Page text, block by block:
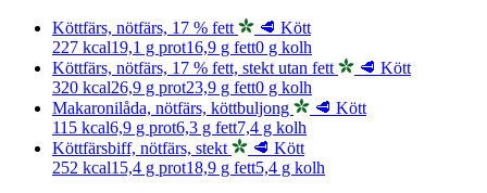
Köttfärs, nötfärs, 17 % fett
🥩 Kött
227 kcal19,1 g prot16,9 g fett0 g kolh
Köttfärs, nötfärs, 17 % fett, stekt utan fett
🥩 Kött
320 kcal26,9 g prot23,9 g fett0 g kolh
Makaronilåda, nötfärs, köttbuljong
🥩 Kött
115 kcal6,9 g prot6,3 g fett7,4 g kolh
Köttfärsbiff, nötfärs, stekt
🥩 Kött
252 kcal15,4 g prot18,9 g fett5,4 g kolh